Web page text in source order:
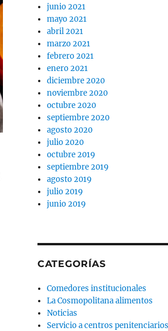
junio 2021
mayo 2021
abril 2021
marzo 2021
febrero 2021
enero 2021
diciembre 2020
noviembre 2020
octubre 2020
septiembre 2020
agosto 2020
julio 2020
octubre 2019
septiembre 2019
agosto 2019
julio 2019
junio 2019
CATEGORÍAS
Comedores institucionales
La Cosmopolitana alimentos
Noticias
Servicio a centros penitenciarios